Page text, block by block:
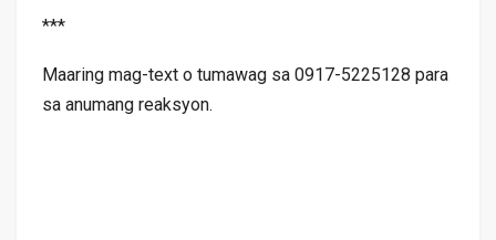
***
Maaring mag-text o tumawag sa 0917-5225128 para
sa anumang reaksyon.